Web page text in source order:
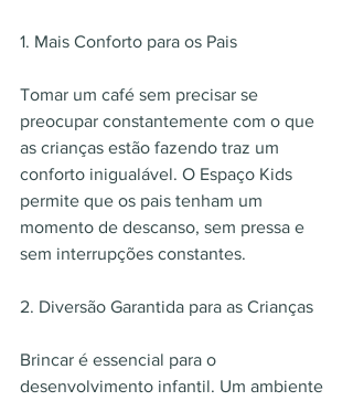
1. Mais Conforto para os Pais
Tomar um café sem precisar se
preocupar constantemente com o que
as crianças estão fazendo traz um
conforto inigualável. O Espaço Kids
permite que os pais tenham um
momento de descanso, sem pressa e
sem interrupções constantes.
2. Diversão Garantida para as Crianças
Brincar é essencial para o
desenvolvimento infantil. Um ambiente